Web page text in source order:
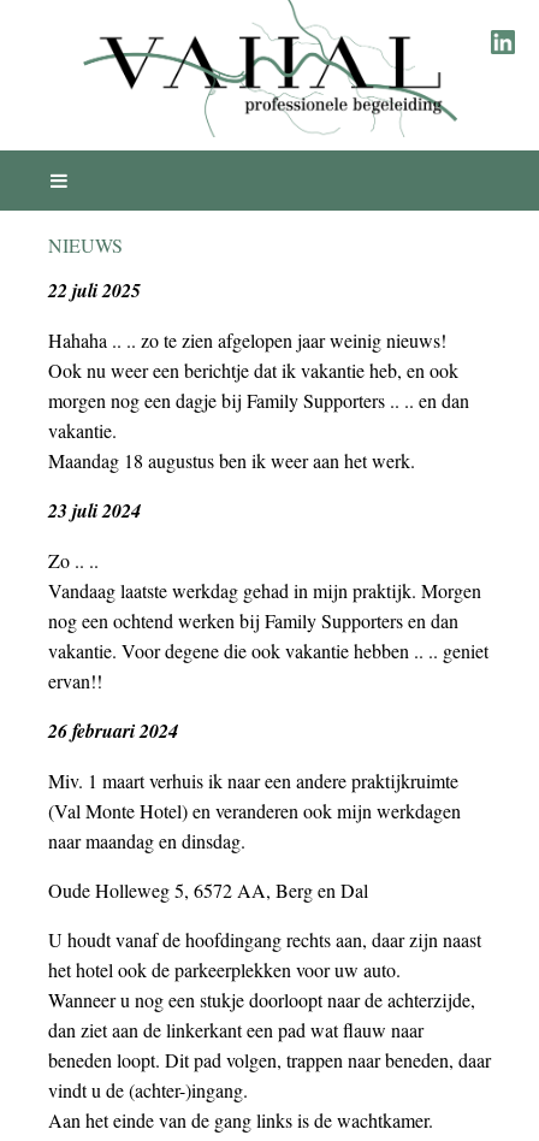
NIEUWS
22 juli 2025
Hahaha .. .. zo te zien afgelopen jaar weinig nieuws!
Ook nu weer een berichtje dat ik vakantie heb, en ook
morgen nog een dagje bij Family Supporters .. .. en dan
vakantie.
Maandag 18 augustus ben ik weer aan het werk.
23 juli 2024
Zo .. ..
Vandaag laatste werkdag gehad in mijn praktijk. Morgen
nog een ochtend werken bij Family Supporters en dan
vakantie. Voor degene die ook vakantie hebben .. .. geniet
ervan!!
26 februari 2024
Miv. 1 maart verhuis ik naar een andere praktijkruimte
(Val Monte Hotel) en veranderen ook mijn werkdagen
naar maandag en dinsdag.
Oude Holleweg 5, 6572 AA, Berg en Dal
U houdt vanaf de hoofdingang rechts aan, daar zijn naast
het hotel ook de parkeerplekken voor uw auto.
Wanneer u nog een stukje doorloopt naar de achterzijde,
dan ziet aan de linkerkant een pad wat flauw naar
beneden loopt. Dit pad volgen, trappen naar beneden, daar
vindt u de (achter-)ingang.
Aan het einde van de gang links is de wachtkamer.